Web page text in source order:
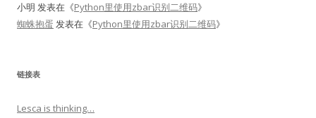
小明 发表在《Python里使用zbar识别二维码》
蜘蛛抱蛋 发表在《Python里使用zbar识别二维码》
链接表
Lesca is thinking…